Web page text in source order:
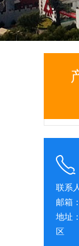
联系
邮箱
地址
区